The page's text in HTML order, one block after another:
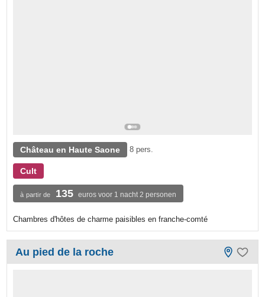
Château en Haute Saone 8 pers.
Cult
à partir de 135 euros voor 1 nacht 2 personen
Chambres d'hôtes de charme paisibles en franche-comté
Au pied de la roche